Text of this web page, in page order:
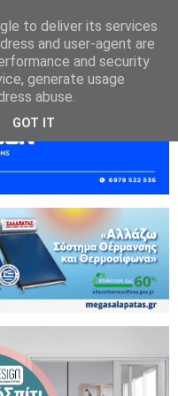
to deliver its services
and user-agent are
and security
generate usage
abuse.
GOT IT